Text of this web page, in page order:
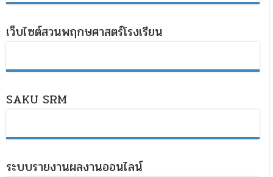
เว็บไซต์สวนพฤกษศาสตร์โรงเรียน
SAKU SRM
ระบบรายงานผลงานออนไลน์